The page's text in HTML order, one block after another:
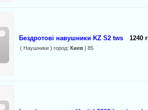
Бездротові навушники KZ S2 tws 1240
( Наушники ) город: Киев| 85